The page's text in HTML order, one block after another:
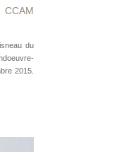
du
2015.